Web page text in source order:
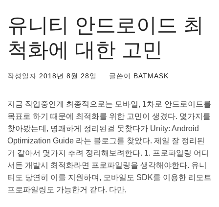
유니티 안드로이드 최
척화에 대한 고민
작성일자 2018년 8월 28일 글쓴이 BATMASK
지금 작업중인게 최종적으로는 모바일, 1차로 안드로이드를
목표로 하기 때문에 최적화를 위한 고민이 생겼다. 몇가지를
찾아봤는데, 명쾌하게 정리된걸 못찾다가 Unity: Android
Optimization Guide 라는 블로그를 찾았다. 제일 잘 정리된
거 같아서 몇가지 추려 정리해보려한다. 1. 프로파일링 어디
서든 개발시 최적화라면 프로파일링을 생각해야한다. 유니
티도 당연히 이를 지원하며, 모바일도 SDK를 이용한 리모트
프로파일링도 가능한거 같다. 다만,